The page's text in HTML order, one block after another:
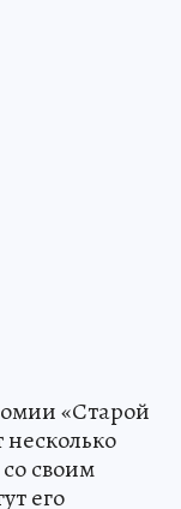
«Старой
своим
его